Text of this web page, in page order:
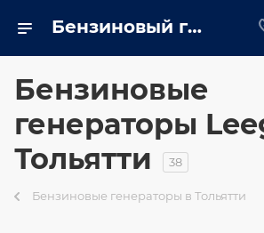
Бензиновый генератор leega в Тольятти на сайте - tolyatti.trustenergo.ru
Бензиновые
генераторы
Тольятти
38
Бензиновые генераторы в Тольятти